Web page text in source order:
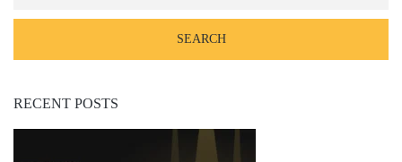
RECENT POSTS